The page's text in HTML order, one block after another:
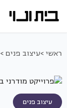
ראשי >עיצוב פנים >
עיצוב פנים